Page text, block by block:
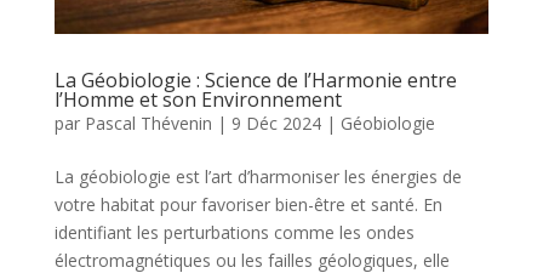
La Géobiologie : Science de l’Harmonie entre
l’Homme et son Environnement
par Pascal Thévenin | 9 Déc 2024| Géobiologie
La géobiologie est l’art d’harmoniser les énergies de
votre habitat pour favoriser bien-être et santé. En
identifiant les perturbations comme les ondes
électromagnétiques ou les failles géologiques, elle